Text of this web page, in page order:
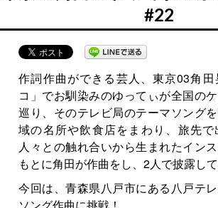
#22
作詞作曲ができる芸人、東京03角
コ」でお馴染みのゆってぃが全国の
巡り、そのテレビ局のテーマソング
域の名所や飲食店をまわり、旅先
人々との触れ合いから生まれたイン
もとに角田が作曲をし、2人で披露し
今回は、青森県八戸市にある八戸テ